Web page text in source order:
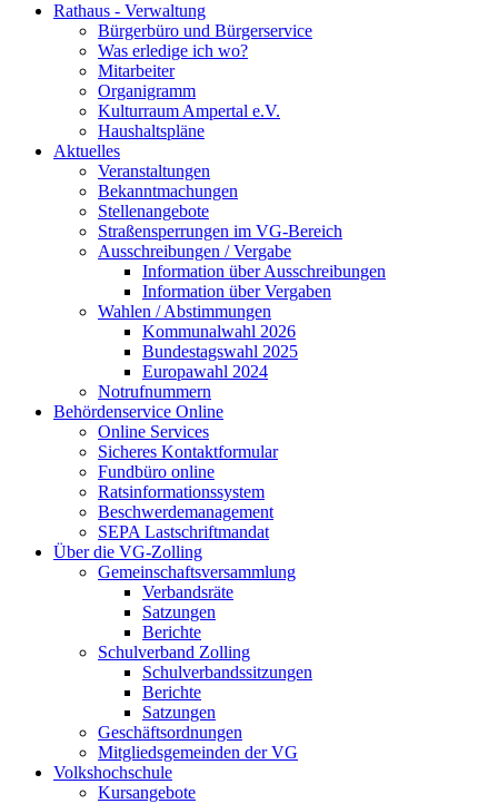
Rathaus - Verwaltung
Bürgerbüro und Bürgerservice
Was erledige ich wo?
Mitarbeiter
Organigramm
Kulturraum Ampertal e.V.
Haushaltspläne
Aktuelles
Veranstaltungen
Bekanntmachungen
Stellenangebote
Straßensperrungen im VG-Bereich
Ausschreibungen / Vergabe
Information über Ausschreibungen
Information über Vergaben
Wahlen / Abstimmungen
Kommunalwahl 2026
Bundestagswahl 2025
Europawahl 2024
Notrufnummern
Behördenservice Online
Online Services
Sicheres Kontaktformular
Fundbüro online
Ratsinformationssystem
Beschwerdemanagement
SEPA Lastschriftmandat
Über die VG-Zolling
Gemeinschaftsversammlung
Verbandsräte
Satzungen
Berichte
Schulverband Zolling
Schulverbandssitzungen
Berichte
Satzungen
Geschäftsordnungen
Mitgliedsgemeinden der VG
Volkshochschule
Kursangebote